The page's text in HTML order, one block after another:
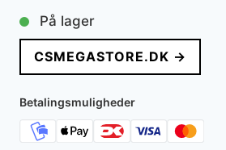
På lager
CSMEGASTORE.DK →
Betalingsmuligheder